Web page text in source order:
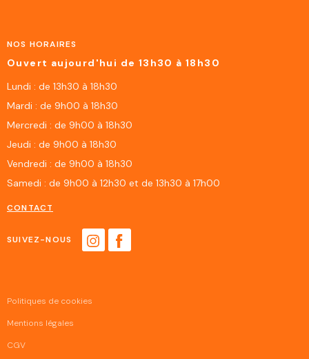
NOS HORAIRES
Ouvert aujourd'hui de 13h30 à 18h30
Lundi : de 13h30 à 18h30
Mardi : de 9h00 à 18h30
Mercredi : de 9h00 à 18h30
Jeudi : de 9h00 à 18h30
Vendredi : de 9h00 à 18h30
Samedi : de 9h00 à 12h30 et de 13h30 à 17h00
CONTACT
SUIVEZ-NOUS
Politiques de cookies
Mentions légales
CGV